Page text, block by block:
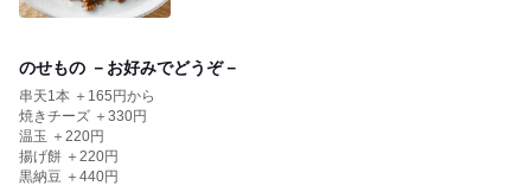
のせもの －お好みでどうぞ－
串天1本 ＋165円から
焼きチーズ ＋330円
温玉 ＋220円
揚げ餅 ＋220円
黒納豆 ＋440円